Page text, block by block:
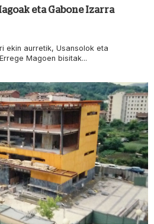
eta Gabone Izarra
ekin aurretik, Usansolok eta
Magoen bisitak...